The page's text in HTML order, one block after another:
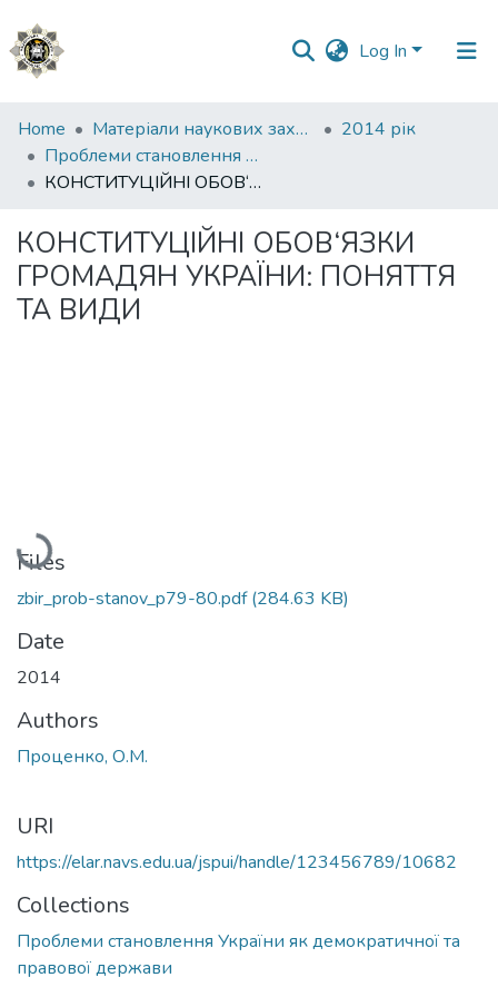
Log In
Communities
&
Collections
Statistics
Home Матеріали наукових заходів
2014 рік
Проблеми становлення України як демократичної та правової держави
КОНСТИТУЦІЙНІ ОБОВ‘ЯЗКИ ГРОМАДЯН УКРАЇНИ: ПОНЯТТЯ ТА ВИДИ
КОНСТИТУЦІЙНІ ОБОВ‘ЯЗКИ
ГРОМАДЯН УКРАЇНИ: ПОНЯТТЯ
ТА ВИДИ
Loading...
Files
zbir_prob-stanov_p79-80.pdf(284.63 KB)
Date
2014
Authors
Проценко, О.М.
URI
https://elar.navs.edu.ua/jspui/handle/123456789/10682
Collections
Проблеми становлення України як демократичної та
правової держави